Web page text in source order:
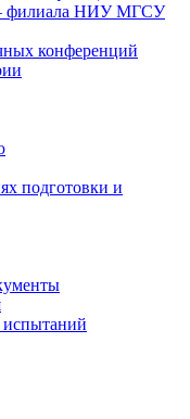
филиала НИУ МГСУ
конференций
подготовки и
испытаний